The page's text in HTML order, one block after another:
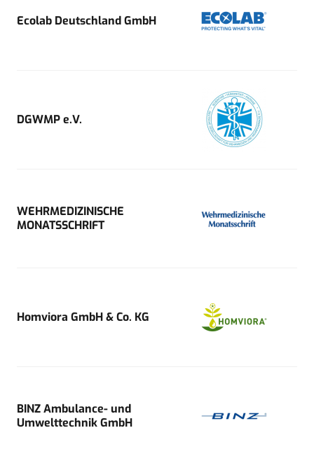
Ecolab Deutschland GmbH
DGWMP e.V.
WEHRMEDIZINISCHE
MONATSSCHRIFT
Homviora GmbH & Co. KG
BINZ Ambulance- und
Umwelttechnik GmbH